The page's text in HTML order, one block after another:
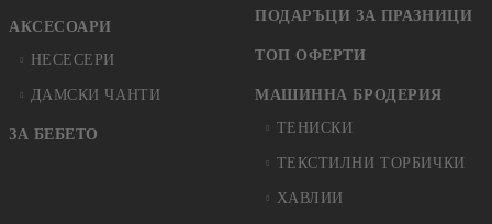
АКСЕСОАРИ
НЕСЕСЕРИ
ДАМСКИ ЧАНТИ
ЗА БЕБЕТО
ПОДАРЪЦИ ЗА ПРАЗНИЦИ
ТОП ОФЕРТИ
МАШИННА БРОДЕРИЯ
ТЕНИСКИ
ТЕКСТИЛНИ ТОРБИЧКИ
ХАВЛИИ